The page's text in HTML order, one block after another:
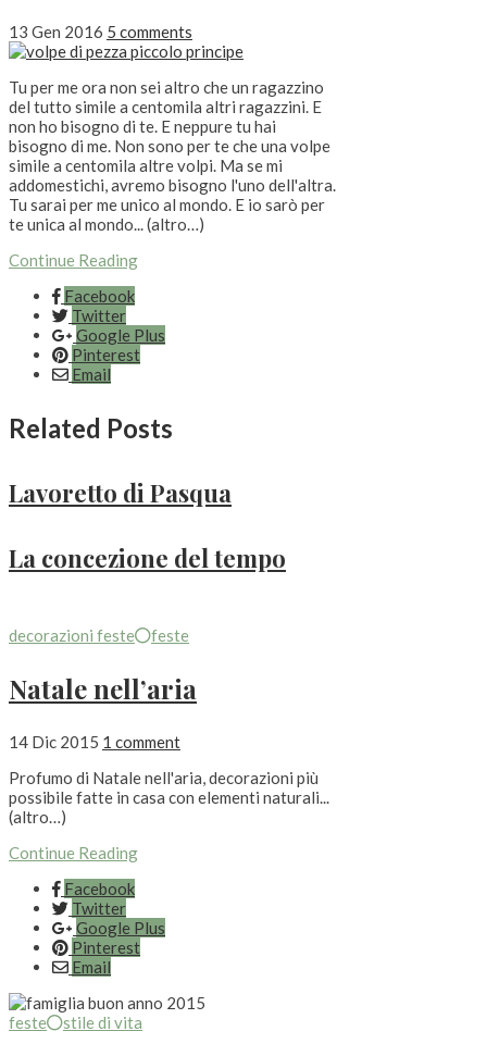
13 Gen 2016 5 comments
Tu per me ora non sei altro che un ragazzino
del tutto simile a centomila altri ragazzini. E
non ho bisogno di te. E neppure tu hai
bisogno di me. Non sono per te che una volpe
simile a centomila altre volpi. Ma se mi
addomestichi, avremo bisogno l'uno dell'altra.
Tu sarai per me unico al mondo. E io sarò per
te unica al mondo... (altro…)
Continue Reading
Facebook
Twitter
Google Plus
Pinterest
Email
Related Posts
Lavoretto di Pasqua
La concezione del tempo
decorazioni feste feste
Natale nell’aria
14 Dic 2015 1 comment
Profumo di Natale nell'aria, decorazioni più
possibile fatte in casa con elementi naturali...
(altro…)
Continue Reading
Facebook
Twitter
Google Plus
Pinterest
Email
feste stile di vita